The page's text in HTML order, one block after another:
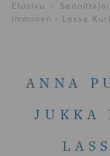
Etusivu › Sanoittaja ›
Immonen - Lasse
ANNA
JUKKA